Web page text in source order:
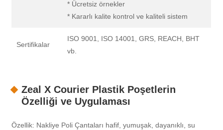
* Ücretsiz örnekler
* Kararlı kalite kontrol ve kaliteli sistem
Sertifikalar
ISO 9001, ISO 14001, GRS, REACH, BHT
vb.
Zeal X Courier Plastik Poşetlerin
Özelliği ve Uygulaması
Özellik: Nakliye Poli Çantaları hafif, yumuşak, dayanıklı, su